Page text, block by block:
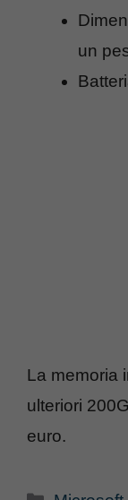
un
La memoria
ulteriori
euro.